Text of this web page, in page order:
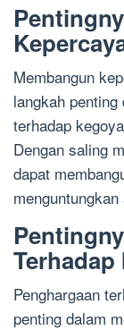
Membangun
langkah
terhadap
Dengan saling
dapat
Penghargaan
penting dalam